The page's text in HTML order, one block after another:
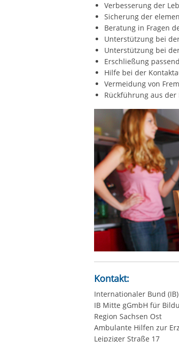
Verbesserung der
Sicherung der
Beratung in Fragen
Unterstützung bei
Unterstützung bei
Erschließung
Hilfe bei der
Vermeidung von
Rückführung aus
Kontakt:
Internationaler Bund (IB)
IB Mitte gGmbH für
Region Sachsen Ost
Ambulante Hilfen zur
Leipziger Straße 17